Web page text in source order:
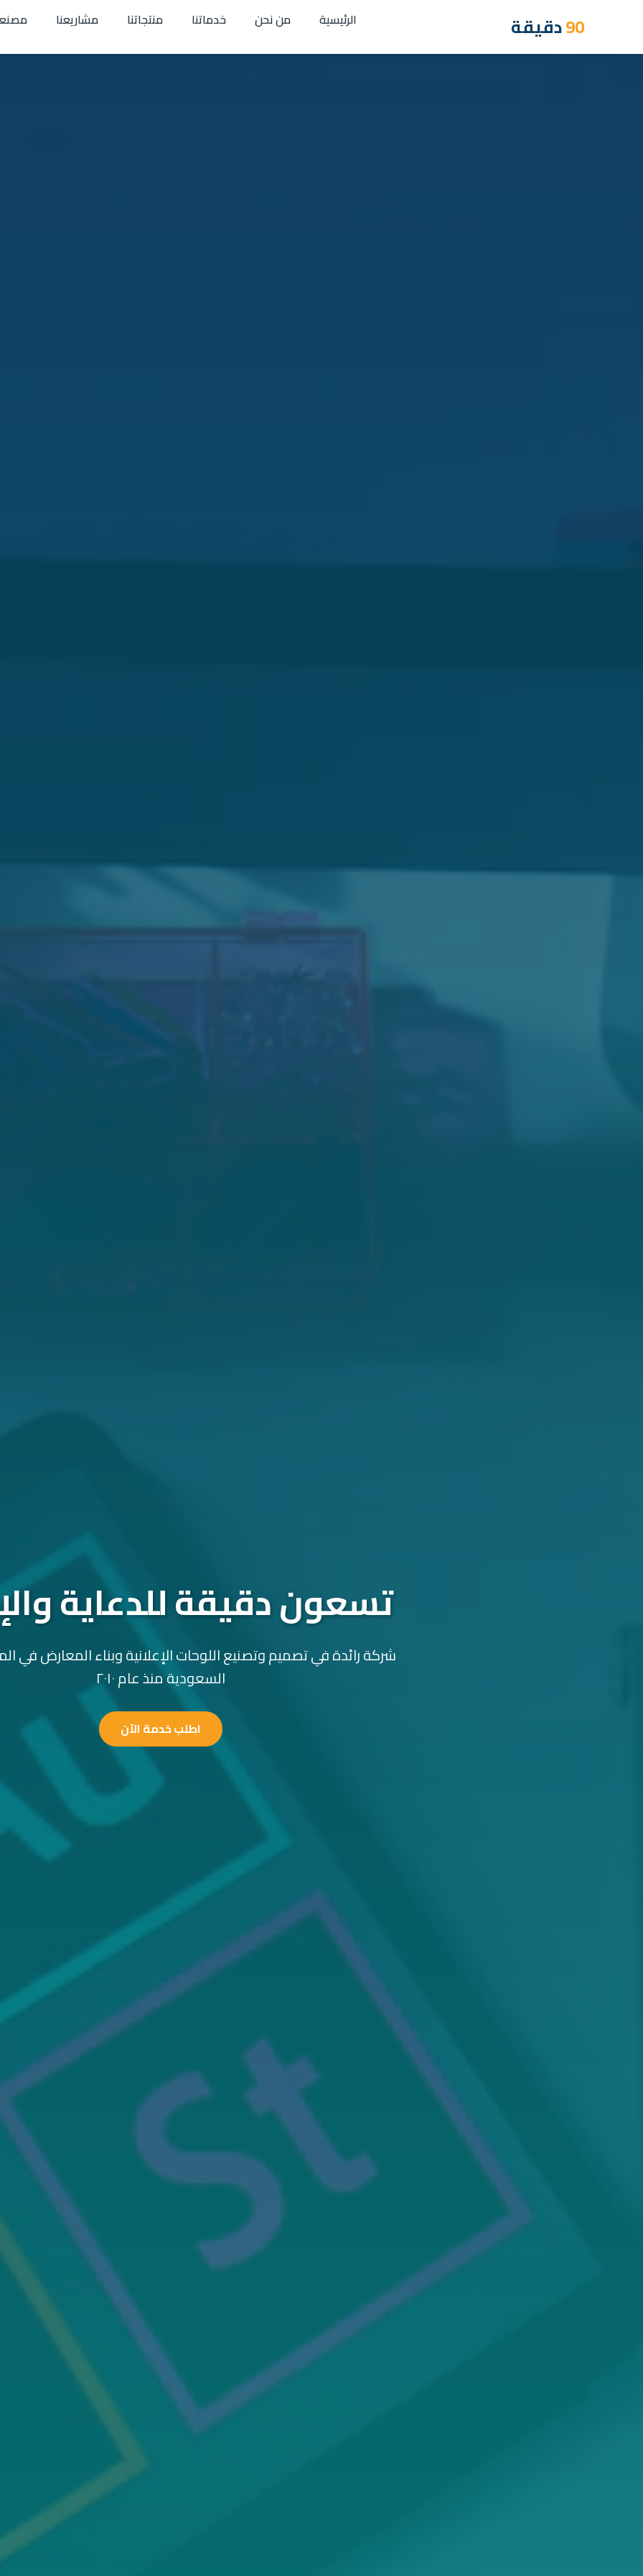
90دقيقة الرئيسية من نحن خدماتنا منتجاتنا مشاريعنا
تسعون دقيقة للدعاية
شركة رائدة في تصميم وتصنيع اللوحات الإعلانية وبناء المعارض في
السعودية منذ عام ٢٠١٠
اطلب خدمة الآن